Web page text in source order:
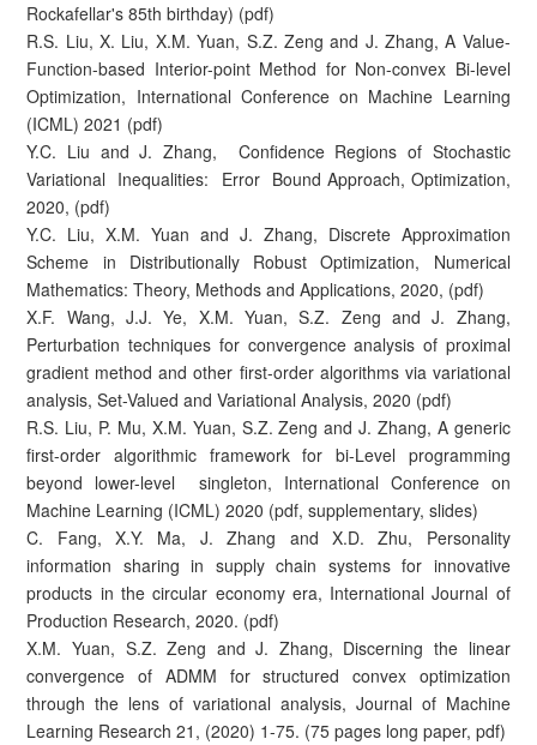
Rockafellar's 85th birthday) (pdf)
R.S. Liu, X. Liu, X.M. Yuan, S.Z. Zeng and J. Zhang, A Value-
Function-based Interior-point Method for Non-convex Bi-level
Optimization, International Conference on Machine Learning
(ICML) 2021 (pdf)
Y.C. Liu and J. Zhang, Confidence Regions of Stochastic
Variational Inequalities: Error Bound Approach, Optimization,
2020, (pdf)
Y.C. Liu, X.M. Yuan and J. Zhang, Discrete Approximation
Scheme in Distributionally Robust Optimization, Numerical
Mathematics: Theory, Methods and Applications, 2020, (pdf)
X.F. Wang, J.J. Ye, X.M. Yuan, S.Z. Zeng and J. Zhang,
Perturbation techniques for convergence analysis of proximal
gradient method and other first-order algorithms via variational
analysis, Set-Valued and Variational Analysis, 2020 (pdf)
R.S. Liu, P. Mu, X.M. Yuan, S.Z. Zeng and J. Zhang, A generic
first-order algorithmic framework for bi-Level programming
beyond lower-level singleton, International Conference on
Machine Learning (ICML) 2020 (pdf, supplementary, slides)
C. Fang, X.Y. Ma, J. Zhang and X.D. Zhu, Personality
information sharing in supply chain systems for innovative
products in the circular economy era, International Journal of
Production Research, 2020. (pdf)
X.M. Yuan, S.Z. Zeng and J. Zhang, Discerning the linear
convergence of ADMM for structured convex optimization
through the lens of variational analysis, Journal of Machine
Learning Research 21, (2020) 1-75. (75 pages long paper, pdf)